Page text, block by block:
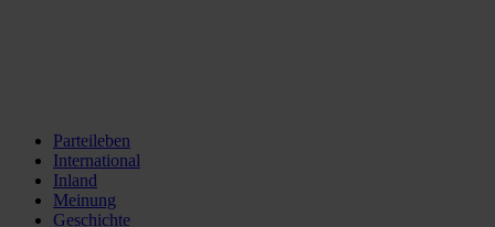
Parteileben
International
Inland
Meinung
Geschichte